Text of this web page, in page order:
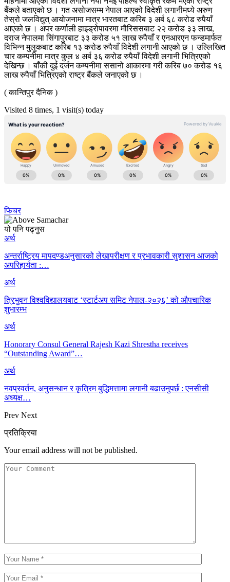
बैंकले बताएको छ । गत असोजसम्म नेपाल आएको विदेशी लगानीमध्ये अरुण
तेस्रो जलविद्युत् आयोजनामा मात्र भारतबाट करिब ३ अर्ब ६८ करोड रुपैयाँ
आएको छ । अपर कर्णाली हाइड्रोपावरमा मौरिससबाट २२ करोड ३३ लाख,
दराज नेपालमा सिंगापुरबाट ३३ करोड ५१ लाख रुपैयाँ र एनआरएन फन्डमार्फत
विभिन्न मुलुकबाट करिब १३ करोड रुपैयाँ विदेशी लगानी आएको छ । उल्लिखित
चार कम्पनीमा मात्र कुल ४ अर्ब ३६ करोड रुपैयाँ विदेशी लगानी भित्रिएको
देखिन्छ । बाँकी दुई दर्जन कम्पनीमा ससानो आकारमा गरी करिब ७० करोड १६
लाख रुपैयाँ भित्रिएको राष्ट्र बैंकले जनाएको छ ।
( कान्तिपुर दैनिक )
Visited 8 times, 1 visit(s) today
फिचर
यो पनि पढ्नुस
अर्थ
अन्तर्राष्ट्रिय मापदण्डअनुसारको लेखापरीक्षण र प्रभावकारी सुशासन आजको
अपरिहार्यता :…
अर्थ
त्रिभुवन विश्वविद्यालयबाट ‘स्टार्टअप समिट नेपाल-२०२६’ को औपचारिक
शुभारम्भ
अर्थ
Honorary Consul General Rajesh Kazi Shrestha receives
“Outstanding Award”…
अर्थ
नवप्रवर्तन, अनुसन्धान र कृत्रिम बुद्धिमत्तामा लगानी बढाउनुपर्छ : एनसीसी
अध्यक्ष…
Prev Next
प्रतिक्रिया
Your email address will not be published.